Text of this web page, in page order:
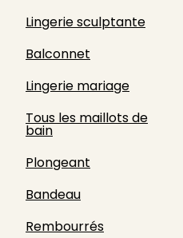
Lingerie sculptante
Balconnet
Lingerie mariage
Tous les maillots de
bain
Plongeant
Bandeau
Rembourrés